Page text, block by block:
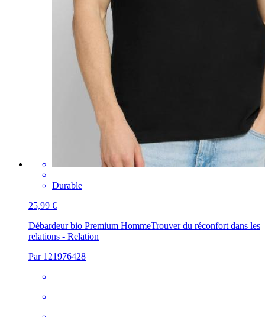
Durable
25,99 €
Débardeur bio Premium HommeTrouver du réconfort dans les
relations - Relation
Par 121976428